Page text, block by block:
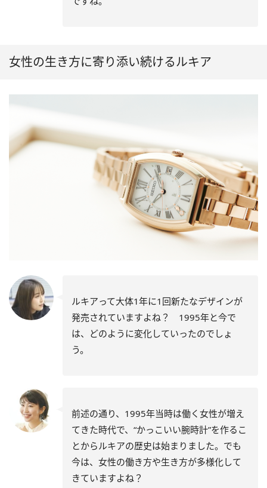
女性の生き方に寄り添い続けるルキア
ルキアって大体1年に1回新たなデザインが
発売されていますよね？ 1995年と今で
は、どのように変化していったのでしょ
う。
前述の通り、1995年当時は働く女性が増え
てきた時代で、“かっこいい腕時計”を作るこ
とからルキアの歴史は始まりました。でも
今は、女性の働き方や生き方が多様化して
きていますよね？